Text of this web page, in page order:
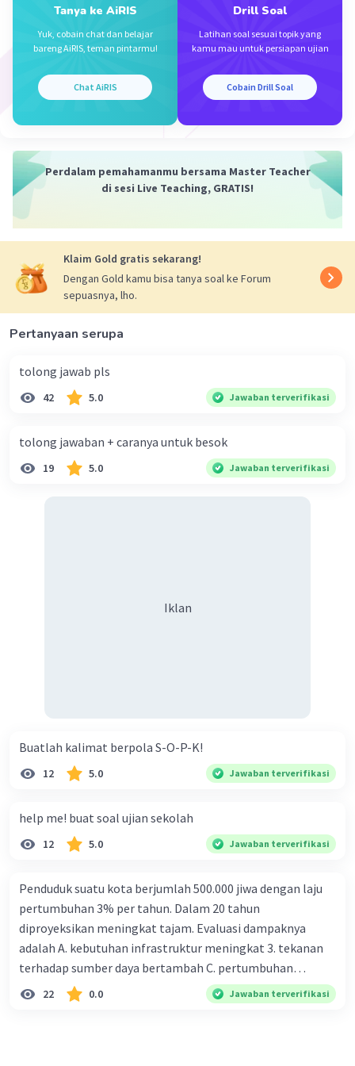
• Belajar untuk menyampaikan dan mendengarkan
tanggapan dengan objektif serta santun
Ciri-Ciri Teks Tanggapan
• Mempunyai 3 struktur, antara lain; konteks, deskripsi,
• Berisi kritik dan saran yang didukung oleh fakta atau
• Menggunakan bahasa yang santun, jelas, dan logis
Syarat Teks Tanggapan
objektif dan santun. Objektif artinya menanggapi
sesuatu dengan apa adanya. Santun artinya menanggapi
dengan cara dan bahasa yang baik.
Beri Rating Balas
Tanya ke AiRIS
Yuk, cobain chat dan belajar
bareng AiRIS, teman pintarmu!
Chat AiRIS
Drill Soal
Latihan soal sesuai topik yang
kamu mau untuk persiapan ujian
Cobain Drill Soal
Perdalam pemahamanmu bersama Master Teacher
di sesi Live Teaching, GRATIS!
Klaim Gold gratis sekarang!
Dengan Gold kamu bisa tanya soal ke Forum
sepuasnya, lho.
Pertanyaan serupa
tolong jawab pls
42 5.0 Jawaban terverifikasi
tolong jawaban + caranya untuk besok
19 5.0 Jawaban terverifikasi
Iklan
Buatlah kalimat berpola S-O-P-K!
12 5.0 Jawaban terverifikasi
help me! buat soal ujian sekolah
12 5.0 Jawaban terverifikasi
Penduduk suatu kota berjumlah 500.000 jiwa dengan laju
pertumbuhan 3% per tahun. Dalam 20 tahun
diproyeksikan meningkat tajam. Evaluasi dampaknya
adalah A. kebutuhan infrastruktur meningkat 3. tekanan
terhadap sumber daya bertambah C. pertumbuhan
eksponensial berdampak jangka panjang D. tidak
memengaruhi tata ruang E. proyeksi penduduk penting
22 0.0 Jawaban terverifikasi